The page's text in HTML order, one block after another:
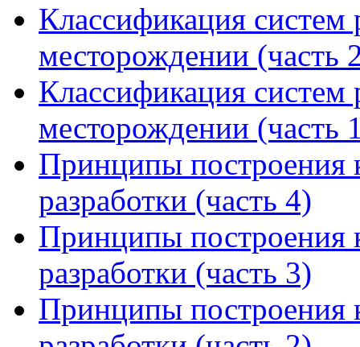
Классификация систем
месторождении (часть
Классификация систем
месторождении (часть
Принципы построения
разработки (часть 4)
Принципы построения
разработки (часть 3)
Принципы построения